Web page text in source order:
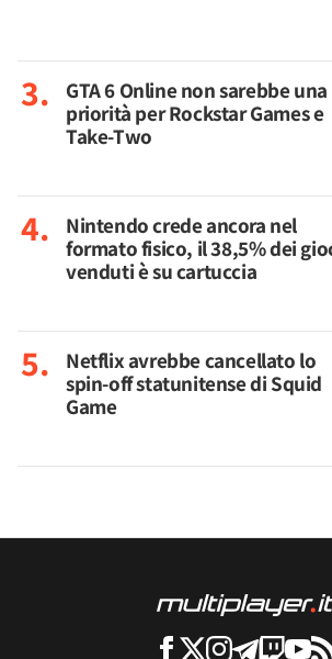
GTA 6 Online non sarebbe una
priorità per Rockstar Games e
Take-Two
Nintendo crede ancora nel
formato fisico, il 38,5% dei
venduti è su cartuccia
Netflix avrebbe cancellato lo
spin-off statunitense di Squid
Game